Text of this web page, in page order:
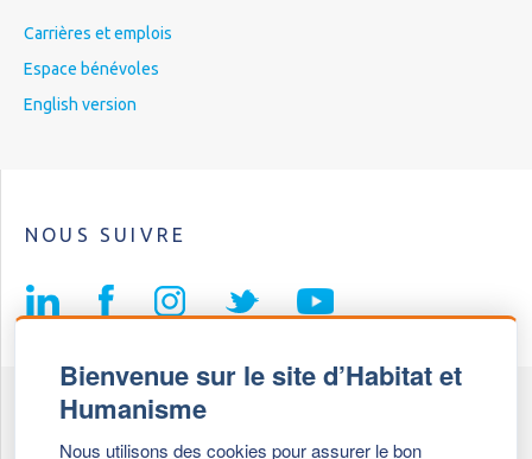
Bienvenue sur le site d’Habitat et
Humanisme
Nous utilisons des cookies pour assurer le bon
Carrières et emplois
Espace bénévoles
English version
NOUS SUIVRE